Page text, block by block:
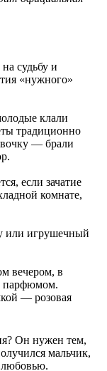
судьбу и
«нужного»
клали
традиционно
— брали
если зачатие
комнате,
или игрушечный
вечером, в
парфюмом.
— розовая
Он нужен тем,
мальчик,
любовью.